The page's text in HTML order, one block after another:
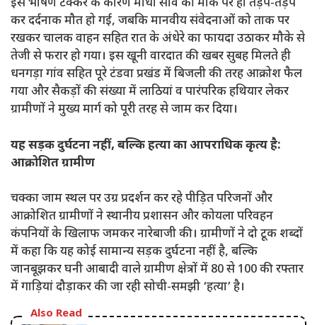
इस भीषण टक्कर के कारण माधो साव की मौके पर ही तड़प-तड़प
कर दर्दनाक मौत हो गई, जबकि मानवीय संवेदनाओं को ताक पर
रखकर चालक वाहन सहित रात के अंधेरे का फायदा उठाकर मौके से
तेजी से फरार हो गया। इस खूनी वारदात की खबर सुबह मिलते ही
धनगड़ा गांव सहित पूरे टंडवा प्रखंड में बिजली की तरह आक्रोश फैल
गया और सैकड़ों की संख्या में लाठियां व पारंपरिक हथियार लेकर
ग्रामीणों ने मुख्य मार्ग को पूरी तरह से जाम कर दिया।
यह सड़क दुर्घटना नहीं, बल्कि हत्या का आपराधिक कृत्य है:
आक्रोशित ग्रामीण
चक्का जाम स्थल पर उग्र प्रदर्शन कर रहे पीड़ित परिजनों और
आक्रोशित ग्रामीणों ने स्थानीय प्रशासन और कोयला परिवहन
कंपनियों के खिलाफ जमकर नारेबाजी की। ग्रामीणों ने दो टूक शब्दों
में कहा कि यह कोई सामान्य सड़क दुर्घटना नहीं है, बल्कि
जानबूझकर घनी आबादी वाले ग्रामीण क्षेत्रों में 80 से 100 की रफ्तार
में गाड़ियां दौड़ाकर की जा रही सोची-समझी ‘हत्या’ है।
Also Read